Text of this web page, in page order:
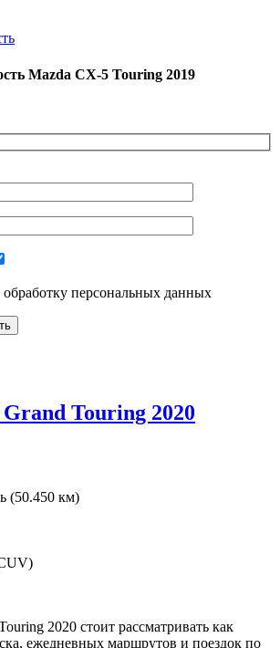
Mazda CX-5 Touring 2019
обработку персональных данных
Touring 2020
(50.450 км)
2020 стоит рассматривать как
ежедневных маршрутов и поездок по